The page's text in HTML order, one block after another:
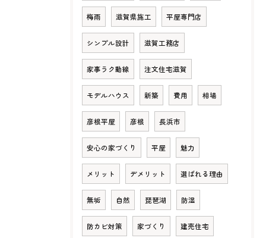
梅雨 滋賀県施工 平屋専門店
シンプル設計 滋賀工務店
家事ラク動線 注文住宅滋賀
モデルハウス 新築 費用 相場
彦根平屋 彦根 長浜市
安心の家づくり 平屋 魅力
メリット デメリット 選ばれる理由
無垢 自然 琵琶湖 防湿
防カビ対策 家づくり 建売住宅